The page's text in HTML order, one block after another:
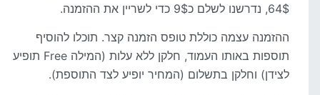
64$, נדרשנו לשלם כ9$ כדי לשריין את ההזמנה.
ההזמנה עצמה כוללת טופס הזמנה קצר. תוכלו להוסיף
תוספות באותו העמוד, חלקן ללא עלות (המילה Free תופיע
לצידן) וחלקן בתשלום (המחיר יופיע לצד התוספת).